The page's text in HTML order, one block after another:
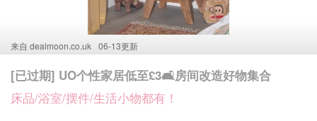
来自 dealmoon.co.uk 06-13更新
[已过期] UO个性家居低至£3🛋️房间改造好物集合
床品/浴室/摆件/生活小物都有！